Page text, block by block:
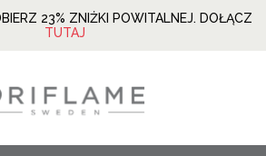
23% ZNIŻKI POWITALNEJ. DOŁĄCZ
TUTAJ